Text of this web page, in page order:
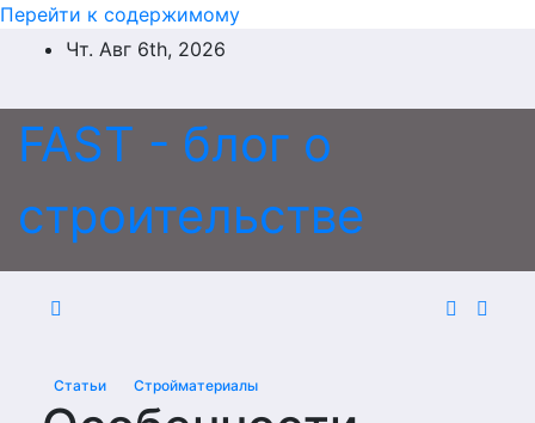
Перейти к содержимому
Чт. Авг 6th, 2026
FAST - блог о
строительстве
Статьи Стройматериалы